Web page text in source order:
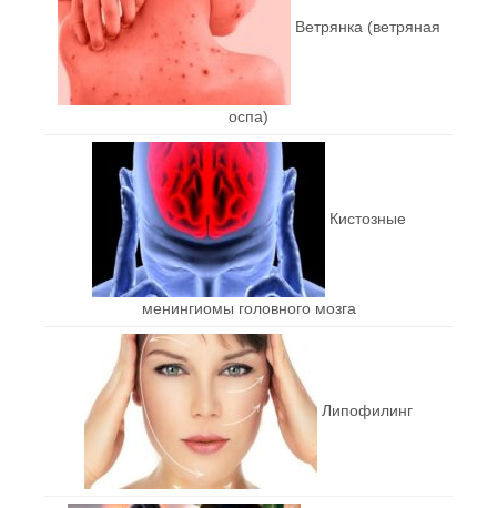
Ветрянка (ветряная
оспа)
Кистозные
менингиомы головного мозга
Липофилинг